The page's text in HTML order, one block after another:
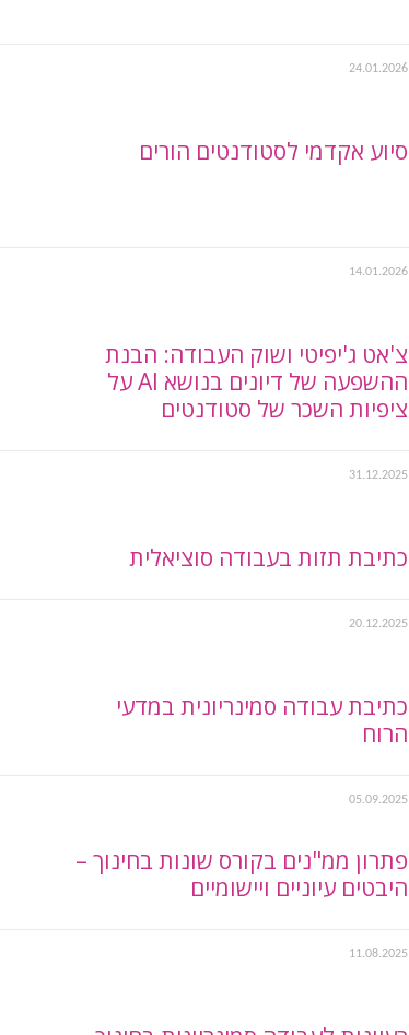
24.01.2026
סיוע אקדמי לסטודנטים הורים
14.01.2026
צ'אט ג'יפיטי ושוק העבודה: הבנת
ההשפעה של דיונים בנושא AI על
ציפיות השכר של סטודנטים
31.12.2025
כתיבת תזות בעבודה סוציאלית
20.12.2025
כתיבת עבודה סמינריונית במדעי
הרוח
05.09.2025
פתרון ממ"נים בקורס שונות בחינוך –
היבטים עיוניים ויישומיים
11.08.2025